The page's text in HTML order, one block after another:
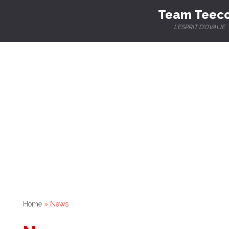
Team
L’ESPRIT D’OVALIE
Home » News